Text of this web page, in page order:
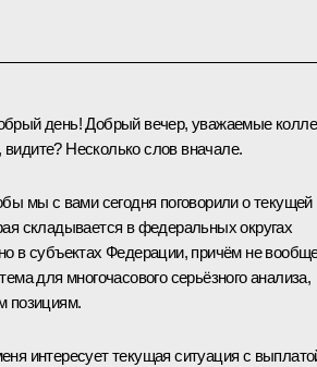
день! Добрый вечер, уважаемые
Несколько слов вначале.
мы с вами сегодня поговорили о текущей
складывается в федеральных округах
в субъектах Федерации, причём не
для многочасового серьёзного анализа,
позициям.
интересует текущая ситуация с